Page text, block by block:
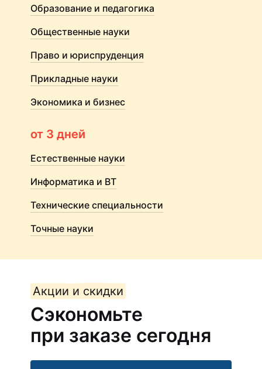
Образование и педагогика
Общественные науки
Право и юриспруденция
Прикладные науки
Экономика и бизнес
от 3 дней
Естественные науки
Информатика и ВТ
Технические специальности
Точные науки
Акции и скидки
Сэкономьте
при заказе сегодня